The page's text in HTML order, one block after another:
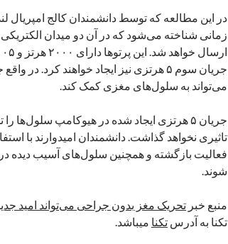
در این مطالعه که توسط دانشمندان کالج
زمانی شناخته می‌شود که در آن دو میدان
جریان سوم ۵ هرتزی نیز ایجاد خواهند
می‌تواند به سلول‌های مغزی کمک کند.
جریان ۵ هرتزی ایجاد شده در هیوکامپ
تاثیری نخواهد گذاشت. دانشمندان امیدوارند با
فعالیت بازگشته و همچنین سلول‌های آسیب دیده در
شوند.
منبع خبرتحریک مغز بدون جراحی می‌تواند امید
تکنا به آدرستکنا میباشد.